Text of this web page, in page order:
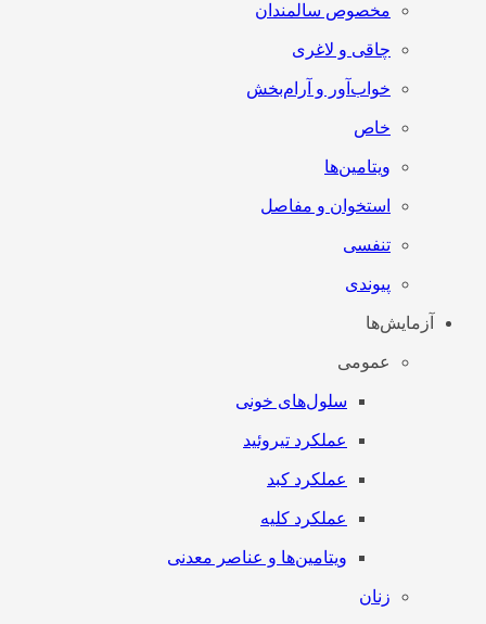
مخصوص سالمندان
چاقی و لاغری
خواب‌آور و آرام‌بخش
خاص
ویتامین‌ها
استخوان و مفاصل
تنفسی
پیوندی
آزمایش‌ها
عمومی
سلول‌های خونی
عملکرد تیروئید
عملکرد کبد
عملکرد کلیه
ویتامین‌ها و عناصر معدنی
زنان